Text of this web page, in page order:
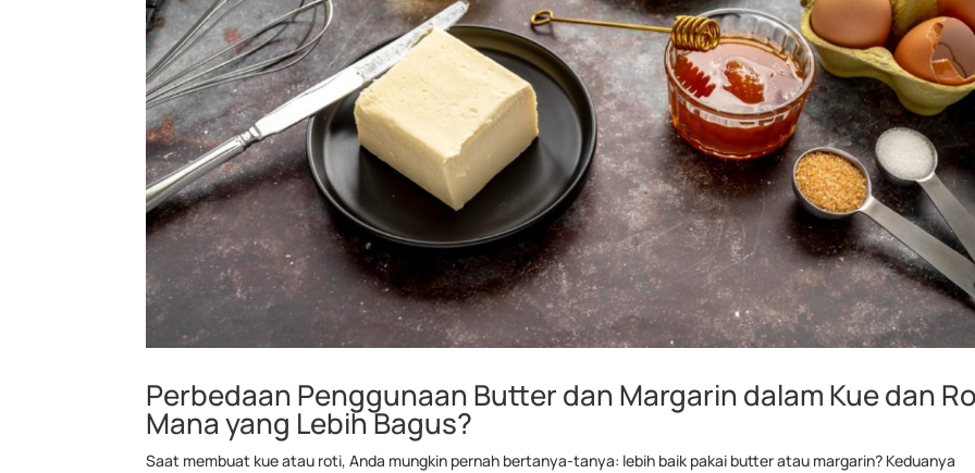
Perbedaan Penggunaan Butter dan Margarin dalam Kue dan
Mana yang Lebih Bagus?
Saat membuat kue atau roti, Anda mungkin pernah bertanya-tanya: lebih baik pakai butter atau margarin? Keduanya